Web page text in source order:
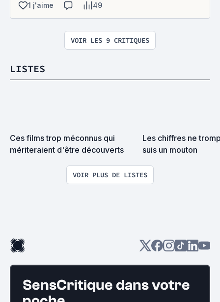
1 j'aime
49
VOIR LES 9 CRITIQUES
LISTES
Ces films trop méconnus qui
mériteraient d'être découverts
Les chiffres ne
suis un mouton
VOIR PLUS DE LISTES
SensCritique dans votre